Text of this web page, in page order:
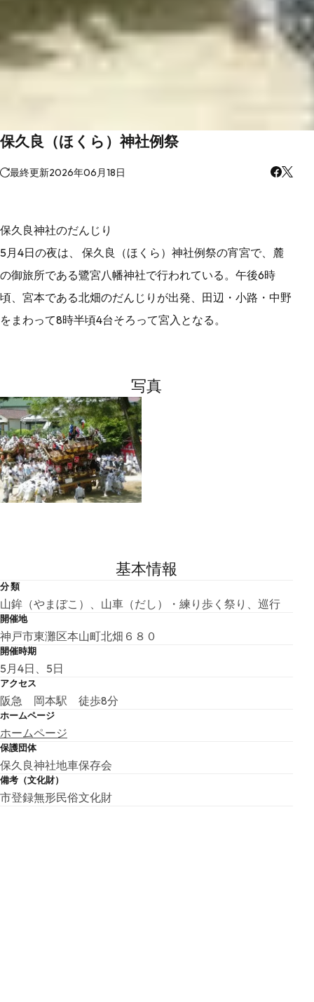
保久良（ほくら）神社例祭
最終更新2026年06月18日
保久良神社のだんじり
5月4日の夜は、 保久良（ほくら）神社例祭の宵宮で、麓
の御旅所である鷺宮八幡神社で行われている。午後6時
頃、宮本である北畑のだんじりが出発、田辺・小路・中野
をまわって8時半頃4台そろって宮入となる。
写真
基本情報
分 類
山鉾（やまぼこ）、山車（だし）・練り歩く祭り、巡行
開催地
神戸市東灘区本山町北畑６８０
開催時期
5月4日、5日
アクセス
阪急 岡本駅 徒歩8分
ホームページ
ホームページ
保護団体
保久良神社地車保存会
備考（文化財）
市登録無形民俗文化財